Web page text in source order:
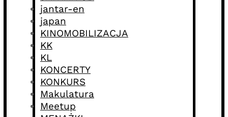
jantar-en
japan
KINOMOBILIZACJA
KK
KL
KONCERTY
KONKURS
Makulatura
Meetup